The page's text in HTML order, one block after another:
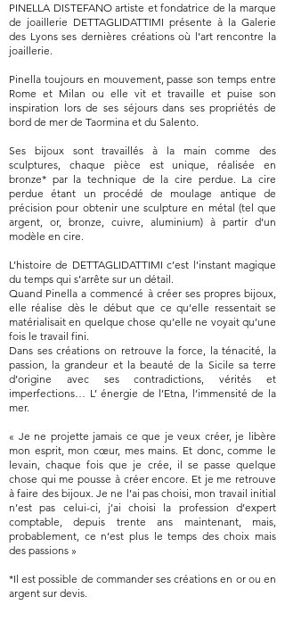
PINELLA DISTEFANO artiste et fondatrice de la marque
de joaillerie DETTAGLIDATTIMI présente à la Galerie
des Lyons ses dernières créations où l’art rencontre la
joaillerie.
Pinella toujours en mouvement, passe son temps entre
Rome et Milan ou elle vit et travaille et puise son
inspiration lors de ses séjours dans ses propriétés de
bord de mer de Taormina et du Salento.
Ses bijoux sont travaillés à la main comme des
sculptures, chaque pièce est unique, réalisée en
bronze* par la technique de la cire perdue. La cire
perdue étant un procédé de moulage antique de
précision pour obtenir une sculpture en métal (tel que
argent, or, bronze, cuivre, aluminium) à partir d’un
modèle en cire.
L’histoire de DETTAGLIDATTIMI c’est l’instant magique
du temps qui s’arrête sur un détail.
Quand Pinella a commencé à créer ses propres bijoux,
elle réalise dès le début que ce qu’elle ressentait se
matérialisait en quelque chose qu’elle ne voyait qu’une
fois le travail fini.
Dans ses créations on retrouve la force, la ténacité, la
passion, la grandeur et la beauté de la Sicile sa terre
d’origine avec ses contradictions, vérités et
imperfections… L’ énergie de l’Etna, l’immensité de la
mer.
« Je ne projette jamais ce que je veux créer, je libère
mon esprit, mon cœur, mes mains. Et donc, comme le
levain, chaque fois que je crée, il se passe quelque
chose qui me pousse à créer encore. Et je me retrouve
à faire des bijoux. Je ne l’ai pas choisi, mon travail initial
n’est pas celui-ci, j’ai choisi la profession d’expert
comptable, depuis trente ans maintenant, mais,
probablement, ce n’est plus le temps des choix mais
des passions »
*Il est possible de commander ses créations en or ou en
argent sur devis.